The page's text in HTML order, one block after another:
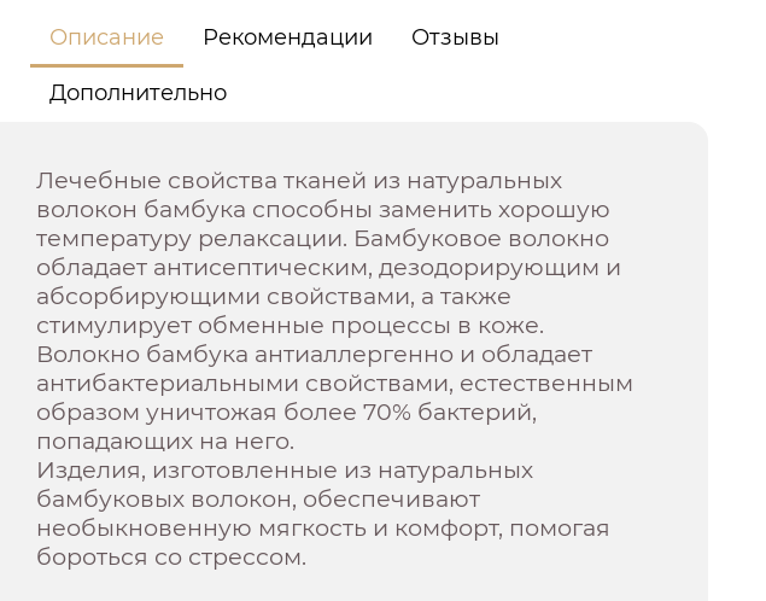
Описание Рекомендации Отзывы
Дополнительно
Лечебные свойства тканей из натуральных
волокон бамбука способны заменить хорошую
температуру релаксации. Бамбуковое волокно
обладает антисептическим, дезодорирующим и
абсорбирующими свойствами, а также
стимулирует обменные процессы в коже.
Волокно бамбука антиаллергенно и обладает
антибактериальными свойствами, естественным
образом уничтожая более 70% бактерий,
попадающих на него.
Изделия, изготовленные из натуральных
бамбуковых волокон, обеспечивают
необыкновенную мягкость и комфорт, помогая
бороться со стрессом.